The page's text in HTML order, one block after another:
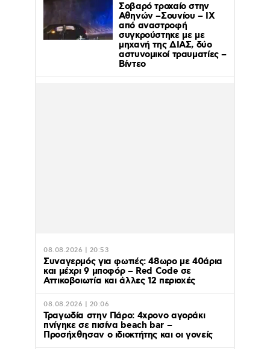
Σοβαρό τροχαίο στην
Αθηνών –Σουνίου – ΙΧ
από αναστροφή
συγκρούστηκε με με
μηχανή της ΔΙΑΣ, δύο
αστυνομικοί τραυματίες –
Βίντεο
08.08.2026 | 20:53
Συναγερμός για φωτιές: 48ωρο με 40άρια
και μέχρι 9 μποφόρ – Red Code σε
Αττικοβοιωτία και άλλες 12 περιοχές
08.08.2026 | 20:06
Τραγωδία στην Πάρο: 4χρονο αγοράκι
πνίγηκε σε πισίνα beach bar –
Προσήχθησαν ο ιδιοκτήτης και οι γονείς